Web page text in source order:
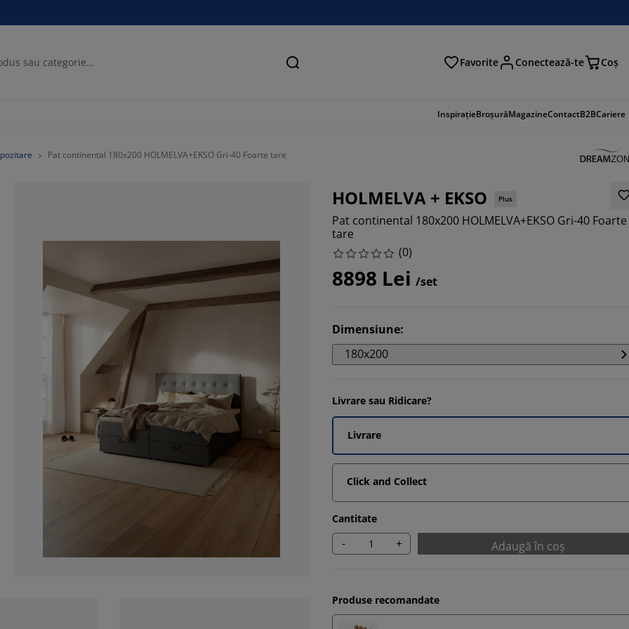
Căutare Favorite Conectează-te Coş
InspirațieBroșurăMagazineContactB2BCariere
Pat continental 180x200 HOLMELVA+EKSO Gri-40 Foarte tare
HOLMELVA + EKSO Plus
Pat continental 180x200 HOLMELVA+EKSO Gri-40 Foarte
tare
(0)
8898 Lei /set
Dimensiune:
180x200
Livrare sau Ridicare?
Livrare
Click and Collect
Cantitate
- + Adaugă în coș
Produse recomandate